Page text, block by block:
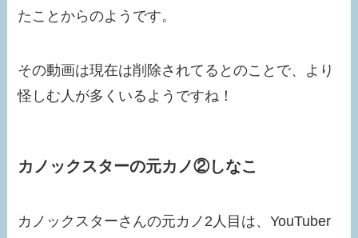
たことからのようです。
その動画は現在は削除されてるとのことで、より
怪しむ人が多くいるようですね！
カノックスターの元カノ②しなこ
カノックスターさんの元カノ2人目は、YouTuber